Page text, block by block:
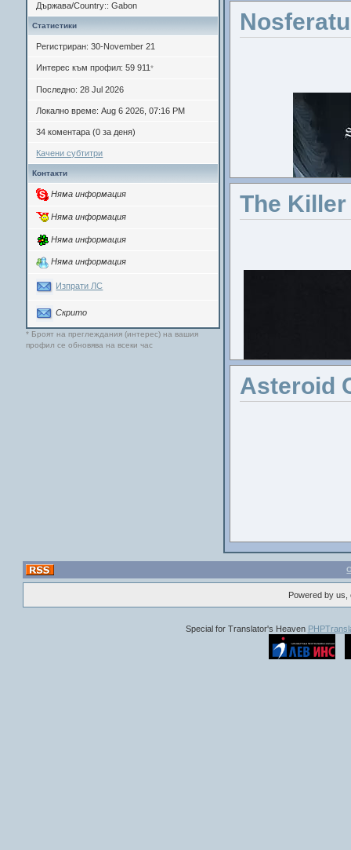
Държава/Country:: Gabon
Статистики
Регистриран: 30-November 21
Интерес към профил: 59 911*
Последно: 28 Jul 2026
Локално време: Aug 6 2026, 07:16 PM
34 коментара (0 за деня)
Качени субтитри
Контакти
Няма информация
Няма информация
Няма информация
Няма информация
Изпрати ЛС
Скрито
* Броят на преглеждания (интерес) на вашия
профил се обновява на всеки час
пълно
Дело на
едно
Жанр
The Killer
Asteroid
Powered by
Special for Translator's Heaven